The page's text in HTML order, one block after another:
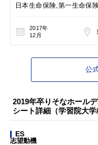
日本生命保険,第一生命保
2017年
12月
公
2019年卒りそなホール
シート詳細（学習院大
ES
志望動機